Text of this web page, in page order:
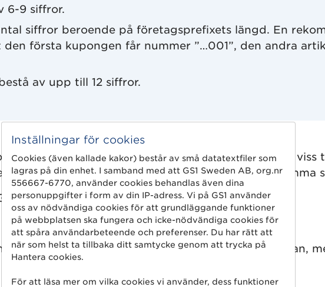
6-9 siffror.
siffror beroende på företagsprefixets längd. En
första kupongen får nummer ”…001”, den andra
av upp till 12 siffror.
kontrollsiffran ger tillsammans en identitet för en viss
för kupongen kan enskilda kuponger av samma
Företagsprefix som har nio siffror:
nio siffror skapar du numret på samma sätt som ovan,
Inställningar för cookies
Cookies (även kallade kakor) består av små datatextfiler som
lagras på din enhet. I samband med att GS1 Sweden AB, org.nr
556667-6770, använder cookies behandlas även dina
personuppgifter i form av din IP-adress. Vi på GS1 använder
oss av nödvändiga cookies för att grundläggande funktioner
på webbplatsen ska fungera och icke-nödvändiga cookies för
att spåra användarbeteende och preferenser. Du har rätt att
när som helst ta tillbaka ditt samtycke genom att trycka på
Hantera cookies.
För att läsa mer om vilka cookies vi använder, dess funktioner